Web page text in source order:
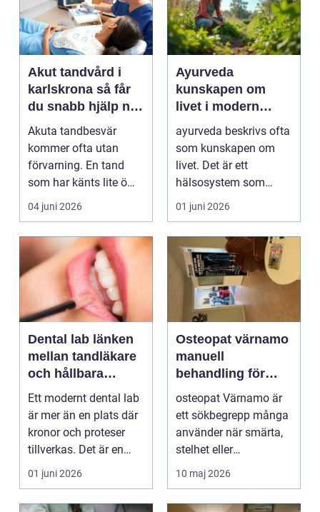
Akut tandvård i
karlskrona så får
du snabb hjälp när
tanden krisar
Akuta tandbesvär
kommer ofta utan
förvarning. En tand
som har känts lite öm
kan plötsligt göra så
on...
04 juni 2026
Ayurveda
kunskapen om
livet i modern
vardag
ayurveda beskrivs ofta
som kunskapen om
livet. Det är ett
hälsosystem som
betonar balans, helhet
och...
01 juni 2026
Dental lab länken
mellan tandläkare
och hållbara
leenden
Ett modernt dental lab
är mer än en plats där
kronor och proteser
tillverkas. Det är en
teknisk och ...
01 juni 2026
Osteopat värnamo
manuell
behandling för
minskad smärta
och Ökad rörlighet
osteopat Värnamo är
ett sökbegrepp många
använder när smärta,
stelhet eller
återkommande värk
börjar...
10 maj 2026